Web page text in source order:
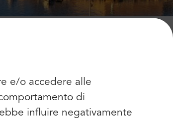
e/o accedere alle
di
influire negativamente